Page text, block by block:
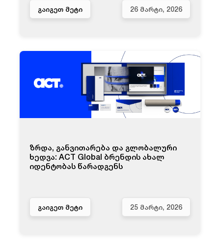
ᲒᲐᲘᲒᲔᲗ ᲛᲔᲢᲘ 26 ᲛᲐᲠᲢᲘ, 2026
ზრდა, განვითარება და გლობალური
ხედვა: ACT Global ბრენდის ახალ
იდენტობას წარადგენს
ᲒᲐᲘᲒᲔᲗ ᲛᲔᲢᲘ 25 ᲛᲐᲠᲢᲘ, 2026